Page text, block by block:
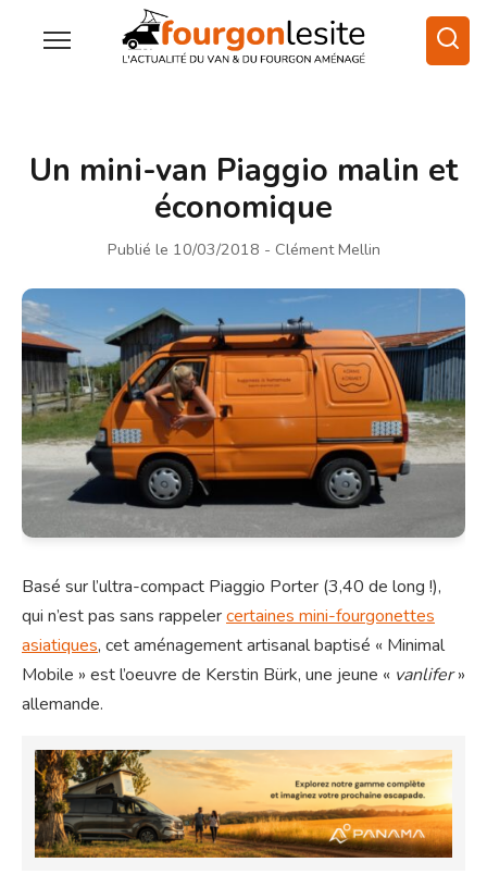
Un mini-van Piaggio malin et
économique
Publié le 10/03/2018 - Clément Mellin
Basé sur l’ultra-compact Piaggio Porter (3,40 de long !),
qui n’est pas sans rappelercertaines mini-fourgonettes
asiatiques, cet aménagement artisanal baptisé « Minimal
Mobile » est l’oeuvre de Kerstin Bürk, une jeune « vanlifer»
allemande.